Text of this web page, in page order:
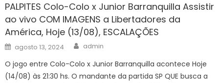
PALPITES Colo-Colo x Junior Barranquilla Assistir
ao vivo COM IMAGENS a Libertadores da
América, Hoje (13/08), ESCALAÇÕES
Posted
on
agosto 13, 2024 Author
admin
O jogo entre Colo-Colo x Junior Barranquilla acontece Hoje
(14/08) às 21:30 hs. O mandante da partida SP QUE busca a